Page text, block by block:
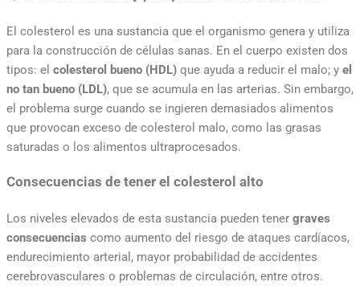
El colesterol es una sustancia que el organismo genera y utiliza
para la construcción de células sanas. En el cuerpo existen dos
tipos: el colesterol bueno (HDL) que ayuda a reducir el malo; y el
no tan bueno (LDL), que se acumula en las arterias. Sin embargo,
el problema surge cuando se ingieren demasiados alimentos
que provocan exceso de colesterol malo, como las grasas
saturadas o los alimentos ultraprocesados.
Consecuencias de tener el colesterol alto
Los niveles elevados de esta sustancia pueden tener graves
consecuencias como aumento del riesgo de ataques cardíacos,
endurecimiento arterial, mayor probabilidad de accidentes
cerebrovasculares o problemas de circulación, entre otros.